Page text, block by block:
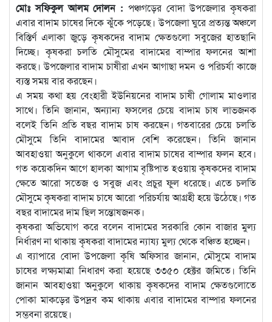
মোঃ সফিকুল আলম দোলন : পঞ্চগড়ের বোদা উপজেলার কৃষকরা
এবার বাদাম চাষের দিকে ঝুঁকে পড়েছে। উপজেলা ঘুরে প্রত্যন্ত অঞ্চলে
বিস্তির্ণ এলাকা জুড়ে কৃষকদের বাদাম ক্ষেতগুলো সবুজের হাতছানি
দিচ্ছে। কৃষকরা চলতি মৌসুমের বাদামের বাম্পার ফলনের আশা
করছে। উপজেলার বাদাম চাষীরা এখন আগাছা দমন ও পরিচর্যা কাজে
ব্যস্ত সময় বার করছেন।
এ সময় কথা হয় বেংহারী ইউনিয়নের বাদাম চাষী গোলাম মাওলার
সাথে। তিনি জানান, অন্যান্য ফসলের চেয়ে বাদাম চাষ লাভজনক
বলেই তিনি প্রতি বছর বাদাম চাষ করছেন। গতবারের চেয়ে চলতি
মৌসুমে তিনি বাদামের আবাদ বেশি করেছেন। তিনি জানান
আবহাওয়া অনুকুলে থাকলে এবার বাদাম চাষের বাম্পার ফলন হবে।
গত কয়েকদিন আগে হালকা আগাম বৃষ্টিপাত হওয়ায় কৃষকদের বাদাম
ক্ষেতে আরো সতেজ ও সবুজ এবং প্রচুর ফুল ধরেছে। এতে চলতি
মৌসুমে কৃষকরা বাদাম চাষে আরো পরিচর্যায় আগ্রহী হয়ে উঠেছে। গত
বছর বাদামের দাম ছিল সন্তোষজনক।
কৃষকরা অভিযোগ করে বলেন বাদামের সরকারি কোন বাজার মুল্য
নির্ধারণ না থাকায় কৃষকরা বাদামের ন্যায্য মুল্য থেকে বঞ্চিত হচ্ছেন।
এ ব্যাপারে বোদা উপজেলা কৃষি অফিসার জানান, মৌসুমে বাদাম
চাষের লক্ষ্যমাত্রা নিধারণ করা হয়েছে ৩৩৫০ হেক্টর জমিতে। তিনি
জানান আবহাওয়া অনুকুলে থাকায় কৃষকদের বাদাম ক্ষেতগুলোতে
পোকা মাকড়ের উপদ্রব কম থাকায় এবার বাদামের বাম্পার ফলনের
সম্ভবনা রয়েছে।